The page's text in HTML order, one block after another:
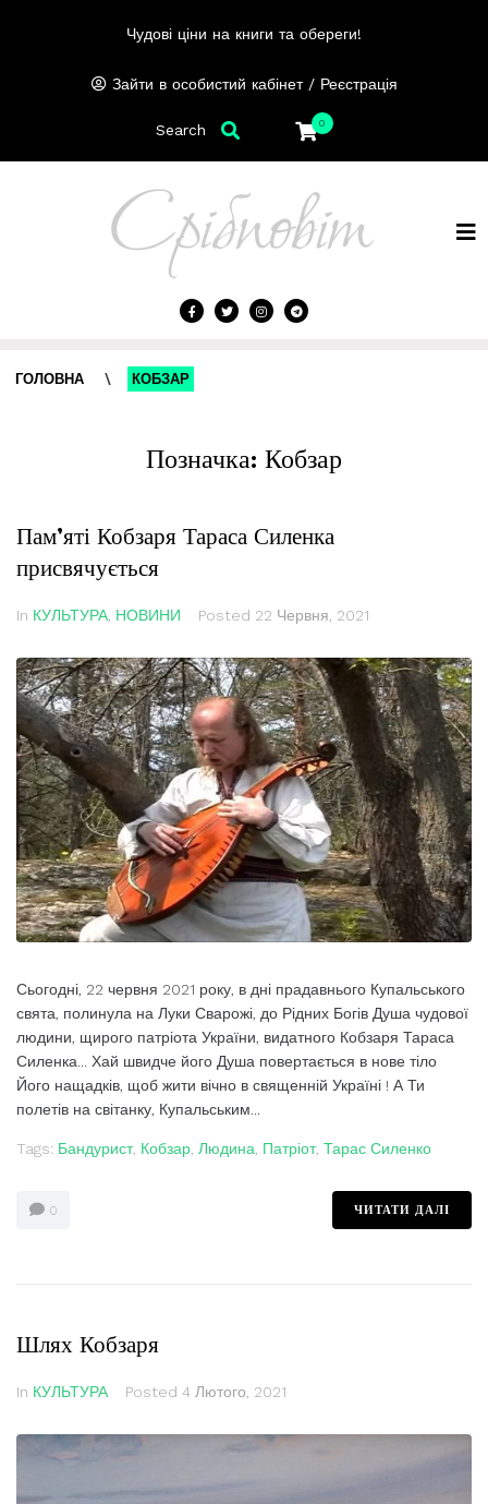
Чудові ціни на книги та обереги!
Зайти в особистий кабінет / Реєстрація
0
Search
ГОЛОВНА \ КОБЗАР
Позначка: Кобзар
Пам’яті Кобзаря Тараса Силенка
присвячується
In КУЛЬТУРА НОВИНИ Posted 22 Червня, 2021
Сьогодні, 22 червня 2021 року, в дні прадавнього Купальського
свята, полинула на Луки Сварожі, до Рідних Богів Душа чудової
людини, щирого патріота України, видатного Кобзаря Тараса
Силенка... Хай швидче його Душа повертається в нове тіло
Його нащадків, щоб жити вічно в священній Україні ! А Ти
полетів на світанку, Купальським...
Tags: Бандурист, Кобзар, Людина, Патріот, Тарас Силенко
0 ЧИТАТИ ДАЛІ
Шлях Кобзаря
In КУЛЬТУРА Posted 4 Лютого, 2021